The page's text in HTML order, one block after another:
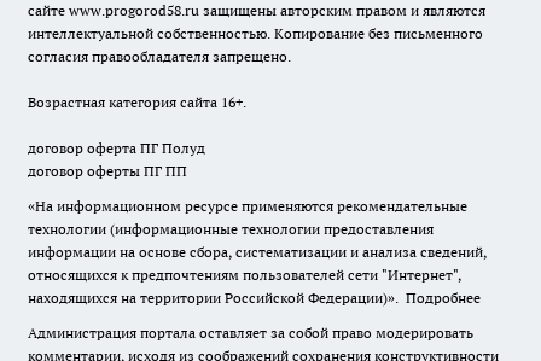
сайте www.progorod58.ru защищены авторским правом и являются
интеллектуальной собственностью. Копирование без письменного
согласия правообладателя запрещено.
Возрастная категория сайта 16+.
договор оферта ПГ Полуд
договор оферты ПГ ПП
«На информационном ресурсе применяются рекомендательные
технологии (информационные технологии предоставления
информации на основе сбора, систематизации и анализа сведений,
относящихся к предпочтениям пользователей сети "Интернет",
находящихся на территории Российской Федерации)». Подробнее
Администрация портала оставляет за собой право модерировать
комментарии, исходя из соображений сохранения конструктивности